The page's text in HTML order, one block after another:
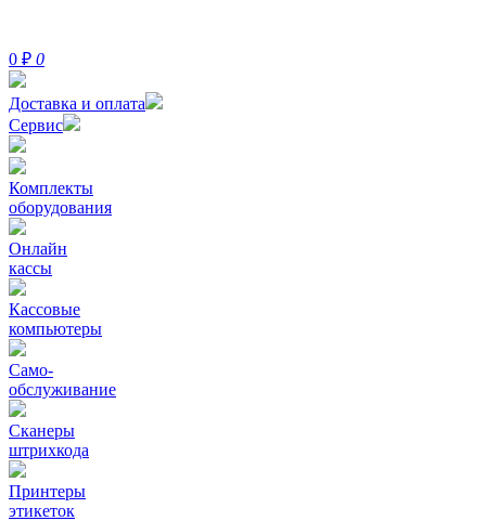
0 ₽ 0
Доставка и оплата
Сервис
Комплекты
оборудования
Онлайн
кассы
Кассовые
компьютеры
Само-
обслуживание
Сканеры
штрихкода
Принтеры
этикеток